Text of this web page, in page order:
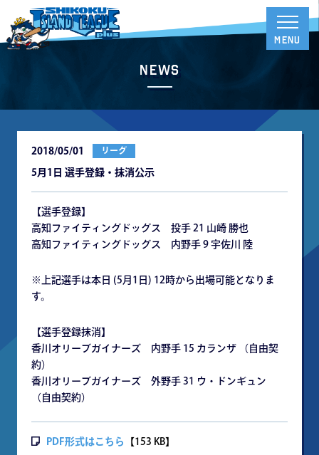
News
2018/05/01 リーグ
5月1日 選手登録・抹消公示
【選手登録】
高知ファイティングドッグス 投手 21 山崎 勝也
高知ファイティングドッグス 内野手 9 宇佐川 陸
※上記選手は本日 (5月1日) 12時から出場可能となりま
す。
【選手登録抹消】
香川オリーブガイナーズ 内野手 15 カランザ （自由契
約）
香川オリーブガイナーズ 外野手 31 ウ・ドンギュン
（自由契約）
PDF形式はこちら 【153 KB】